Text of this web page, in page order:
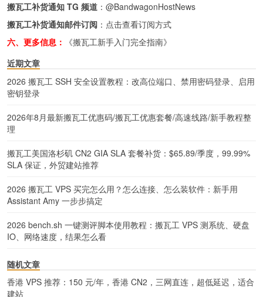
搬瓦工补货通知 TG 频道 ： @BandwagonHostNews
搬瓦工补货通知邮件订阅 ： 点击查看订阅方式
六、更多信息：
《搬瓦工新手入门完全指南》
近期文章
2026 搬瓦工 SSH 安全设置教程：改高位端口、禁用密码登录、启用
密钥登录
2026年8月最新搬瓦工优惠码/搬瓦工优惠套餐/高速线路/新手教程整
理
搬瓦工美国洛杉矶 CN2 GIA SLA 套餐补货：$65.89/季度，99.99%
SLA 保证，外贸建站推荐
2026 搬瓦工 VPS 买完怎么用？怎么连接、怎么装软件：新手用
Assistant Amy 一步步搞定
2026 bench.sh 一键测评脚本使用教程：搬瓦工 VPS 测系统、硬盘
IO、网络速度，结果怎么看
随机文章
香港 VPS 推荐：150 元/年，香港 CN2，三网直连，超低延迟，适合
建站